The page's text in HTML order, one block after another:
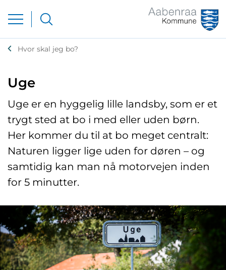
Hvor skal jeg bo?
Uge
Uge er en hyggelig lille landsby, som er et
trygt sted at bo i med eller uden børn.
Her kommer du til at bo meget centralt:
Naturen ligger lige uden for døren – og
samtidig kan man nå motorvejen inden
for 5 minutter.